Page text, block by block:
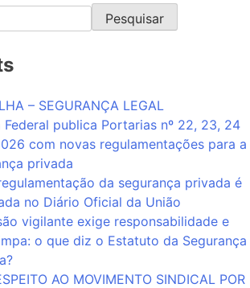
Pesquisar
– SEGURANÇA LEGAL
Federal publica Portarias nº 22, 23, 24
com novas regulamentações para a
privada
da segurança privada é
no Diário Oficial da União
vigilante exige responsabilidade e
o que diz o Estatuto da Segurança
AO MOVIMENTO SINDICAL POR